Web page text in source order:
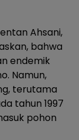
Ahsani,
bahwa
endemik
Namun,
terutama
tahun 1997
pohon